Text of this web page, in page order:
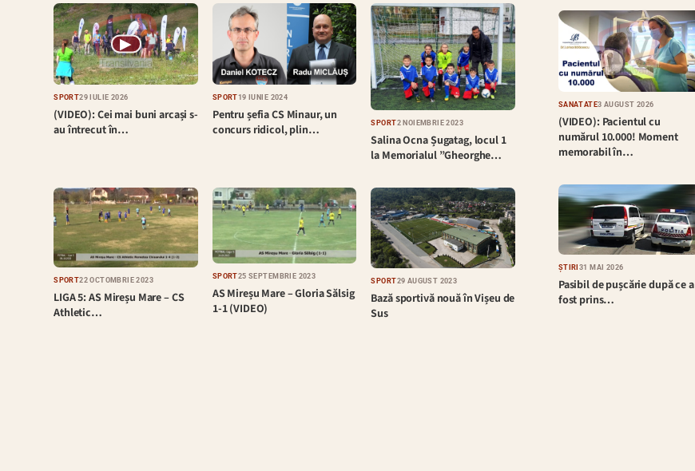
▶
SPORT29 IULIE 2026
(VIDEO): Cei mai buni arcași s-
au întrecut în…
SPORT19 IUNIE 2024
Pentru șefia CS Minaur, un
concurs ridicol, plin…
SPORT2 NOIEMBRIE 2023
Salina Ocna Șugatag, locul 1
la Memorialul ”Gheorghe…
SPORT22 OCTOMBRIE 2023
LIGA 5: AS Mireșu Mare – CS
Athletic…
SPORT25 SEPTEMBRIE 2023
AS Mireșu Mare – Gloria Sălsig
1-1 (VIDEO)
SPORT29 AUGUST 2023
Bază sportivă nouă în Vișeu de
Sus
SĂNĂTATE3 AUGUST 2026
(VIDEO): Pacientul cu
numărul 10.000! Moment
memorabil în…
ȘTIRI 31 MAI 2026
Pasibil de pușcărie după ce a
fost prins…